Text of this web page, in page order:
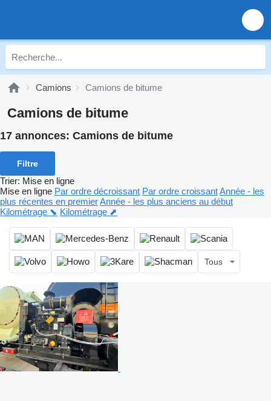
Camions Camions de bitume
Camions de bitume
17 annonces: Camions de bitume
Filtre
Trier: Mise en ligne
Mise en ligne Par ordre décroissant Par ordre croissantAnnée - les
plus récentes en premierAnnée - les plus anciens au début
Kilométrage ⬊ Kilométrage ⬈
Tous